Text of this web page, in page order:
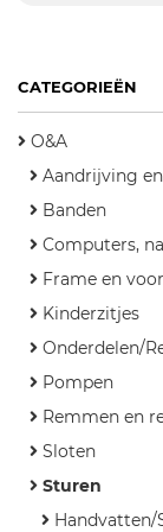
CATEGORIEËN
O&A
Aandrijving
Banden
Computers,
Frame en
Kinderzitjes
Onderdelen/
Pompen
Remmen en
Sloten
Sturen